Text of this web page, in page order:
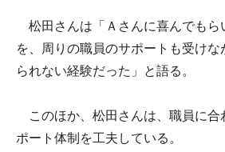
松田さんは「Ａさんに喜んでもら
を、周りの職員のサポートも受け
られない経験だった」と語る。
このほか、松田さんは、職員に合
ポート体制を工夫している。